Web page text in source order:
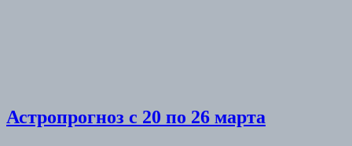
Астропрогноз с 20 по 26 марта